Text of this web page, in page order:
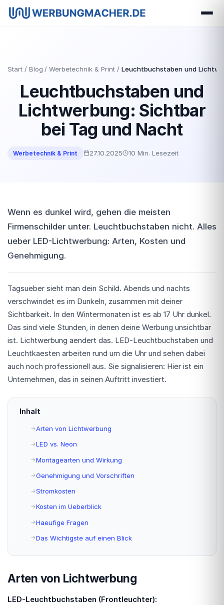
Start Blog Werbetechnik & Print Leuchtbuchstaben und
Leuchtbuchstaben und
Lichtwerbung: Sichtbar
bei Tag und Nacht
Werbetechnik & Print 27.10.2025 10 Min. Lesezeit
Wenn es dunkel wird, gehen die meisten
Firmenschilder unter. Leuchtbuchstaben nicht. Alles
ueber LED-Lichtwerbung: Arten, Kosten und
Genehmigung.
Tagsueber sieht man dein Schild. Abends und nachts
verschwindet es im Dunkeln, zusammen mit deiner
Sichtbarkeit. In den Wintermonaten ist es ab 17 Uhr dunkel.
Das sind viele Stunden, in denen deine Werbung unsichtbar
ist. Lichtwerbung aendert das. LED-Leuchtbuchstaben und
Leuchtkaesten arbeiten rund um die Uhr und sehen dabei
auch noch professionell aus. Sie signalisieren: Hier ist ein
Unternehmen, das in seinen Auftritt investiert.
Inhalt
Arten von Lichtwerbung
LED vs. Neon
Montagearten und Wirkung
Genehmigung und Vorschriften
Stromkosten
Kosten im Ueberblick
Haeufige Fragen
Das Wichtigste auf einen Blick
Arten von Lichtwerbung
LED-Leuchtbuchstaben (Frontleuchter):